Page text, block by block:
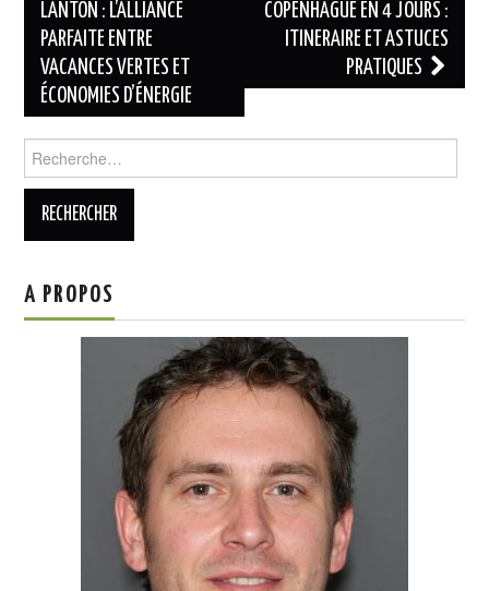
l’archipel en
2025
des
articles
LANTON : L’ALLIANCE
PARFAITE ENTRE
VACANCES VERTES ET
ÉCONOMIES D’ÉNERGIE
COPENHAGUE EN 4 JOURS :
ITINERAIRE ET ASTUCES
PRATIQUES
A PROPOS